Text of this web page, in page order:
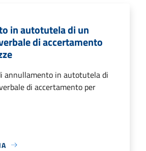
in autotutela di un
di accertamento
annullamento in autotutela di
di accertamento per